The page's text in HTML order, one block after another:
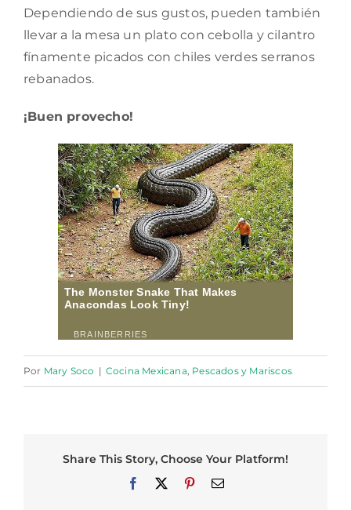
Dependiendo de sus gustos, pueden también
llevar a la mesa un plato con cebolla y cilantro
fínamente picados con chiles verdes serranos
rebanados.
¡Buen provecho!
Por Mary Soco | Cocina Mexicana, Pescados y Mariscos
Share This Story, Choose Your Platform!
Facebook PinterestCorreo